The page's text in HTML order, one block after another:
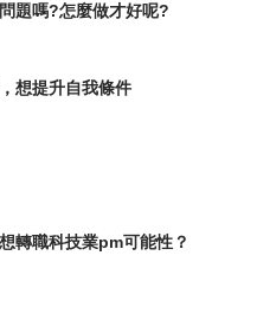
題嗎?怎麼做才好呢?
想提升自我條件
轉職科技業pm可能性？